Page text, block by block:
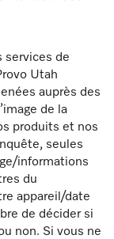
services de
Utah
auprès des
de la
produits et nos
seules
informations
du
appareil/date
de décider si
non. Si vous ne